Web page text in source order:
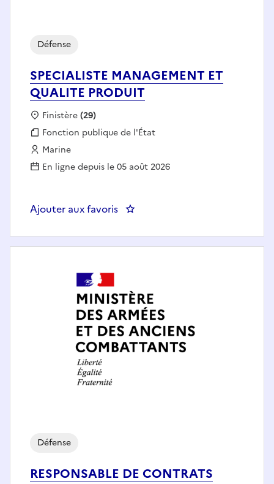
SPECIALISTE MANAGEMENT ET
QUALITE PRODUIT
Défense
Localisation :
Finistère(29)
Fonction publique :
Fonction publique de l'État
Employeur :
Marine
En ligne depuis le 05 août 2026
Ajouter aux favoris : SPECIALISTE MANAGEMENT
RESPONSABLE DE CONTRATS
Défense